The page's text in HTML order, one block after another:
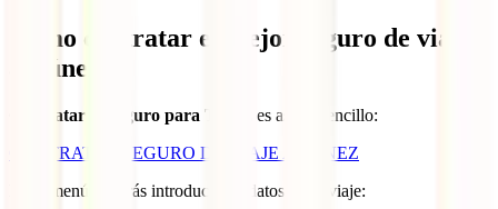
Cómo contratar el mejor seguro de viaje
a Túnez
Contratar tu seguro para Túnez
es así de sencillo:
CONTRATAR SEGURO DE VIAJE A TÚNEZ
En el menú deberás introducir los datos de tu viaje: